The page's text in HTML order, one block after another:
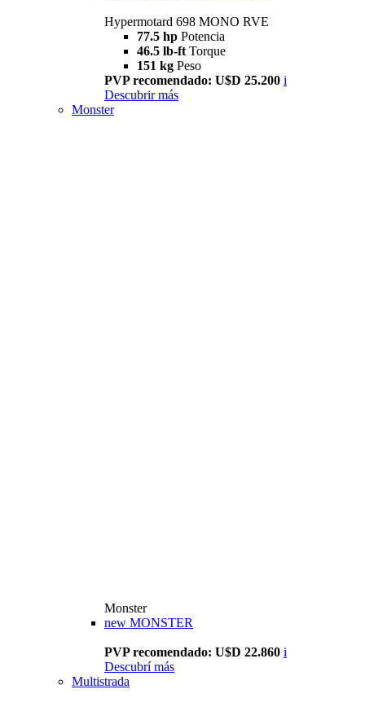
Hypermotard 698 MONO RVE
77.5 hp Potencia
46.5 lb-ft Torque
151 kg Peso
PVP recomendado: U$D 25.200 i
Descubrir más
Monster
Monster
new MONSTER
PVP recomendado: U$D 22.860 i
Descubrí más
Multistrada